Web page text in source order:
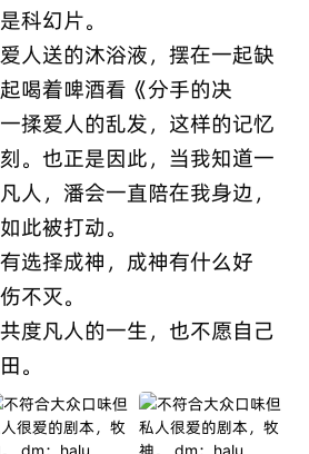
科幻片。
人送的沐浴液，摆在一起缺
喝着啤酒看《分手的决
揉爱人的乱发，这样的记忆
。也正是因此，当我知道一
人，潘会一直陪在我身边，
此被打动。
选择成神，成神有什么好
不灭。
度凡人的一生，也不愿自己
。